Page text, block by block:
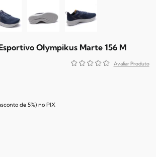
Olympikus Marte 156 M
de 5%) no PIX